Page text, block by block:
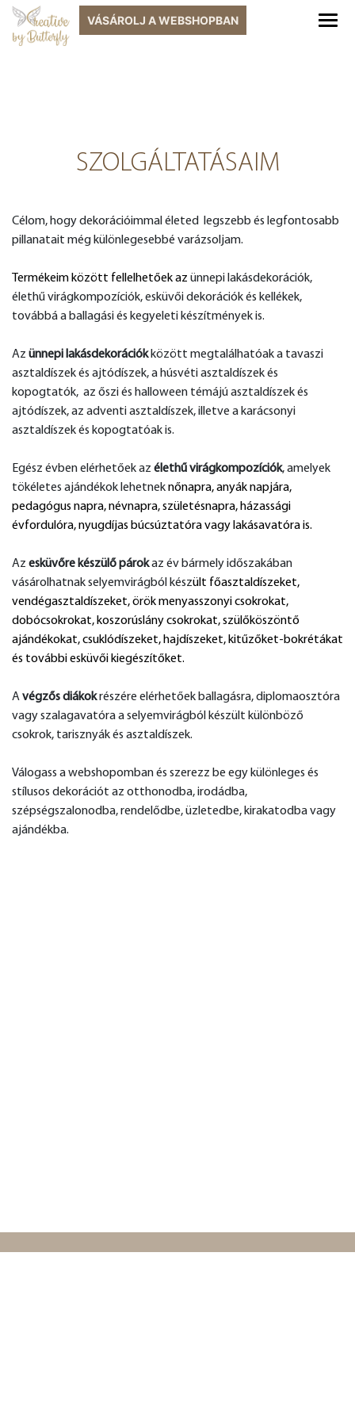
VÁSÁROLJ AWEBSHOPBAN
SZOLGÁLTATÁSAIM
Célom, hogy dekorációimmal életed legszebb és legfontosabb
pillanatait még különlegesebbé varázsoljam.
Termékeim között fellelhetőek az ünnepi lakásdekorációk,
élethű virágkompozíciók, esküvői dekorációk és kellékek,
továbbá a ballagási és kegyeleti készítmények is.
Az ünnepi lakásdekorációk között megtalálhatóak a tavaszi
asztaldíszek és ajtódíszek, a húsvéti asztaldíszek és
kopogtatók, az őszi és halloween témájú asztaldíszek és
ajtódíszek, az adventi asztaldíszek, illetve a karácsonyi
asztaldíszek és kopogtatóak is.
Egész évben elérhetőek az élethű virágkompozíciók, amelyek
tökéletes ajándékok lehetneknőnapra, anyák napjára,
pedagógus napra, névnapra, születésnapra, házassági
évfordulóra, nyugdíjas búcsúztatóra vagy lakásavatóra is.
Az esküvőre készülő párokaz év bármely időszakában
vásárolhatnak selyemvirágból készült főasztaldíszeket,
vendégasztaldíszeket, örök menyasszonyi csokrokat,
dobócsokrokat, koszorúslány csokrokat, szülőköszöntő
ajándékokat, csuklódíszeket, hajdíszeket, kitűzőket-bokrétákat
és további esküvői kiegészítőket.
Avégzős diákokrészére elérhetőek ballagásra, diplomaosztóra
vagy szalagavatóra a selyemvirágból készült különböző
csokrok, tarisznyák és asztaldíszek.
Válogass a webshopomban és szerezz be egy különleges és
stílusos dekorációt az otthonodba, irodádba,
szépségszalonodba, rendelődbe, üzletedbe, kirakatodba vagy
ajándékba.